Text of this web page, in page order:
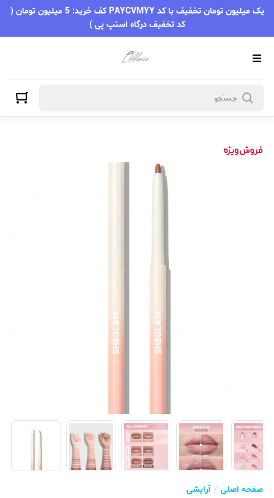
یک میلیون تومان تخفیف با کد PAYCVMYY کف خرید: 5 میلیون تومان (
کد تخفیف درگاه اسنپ پی )
صفحه اصلی آرایشی